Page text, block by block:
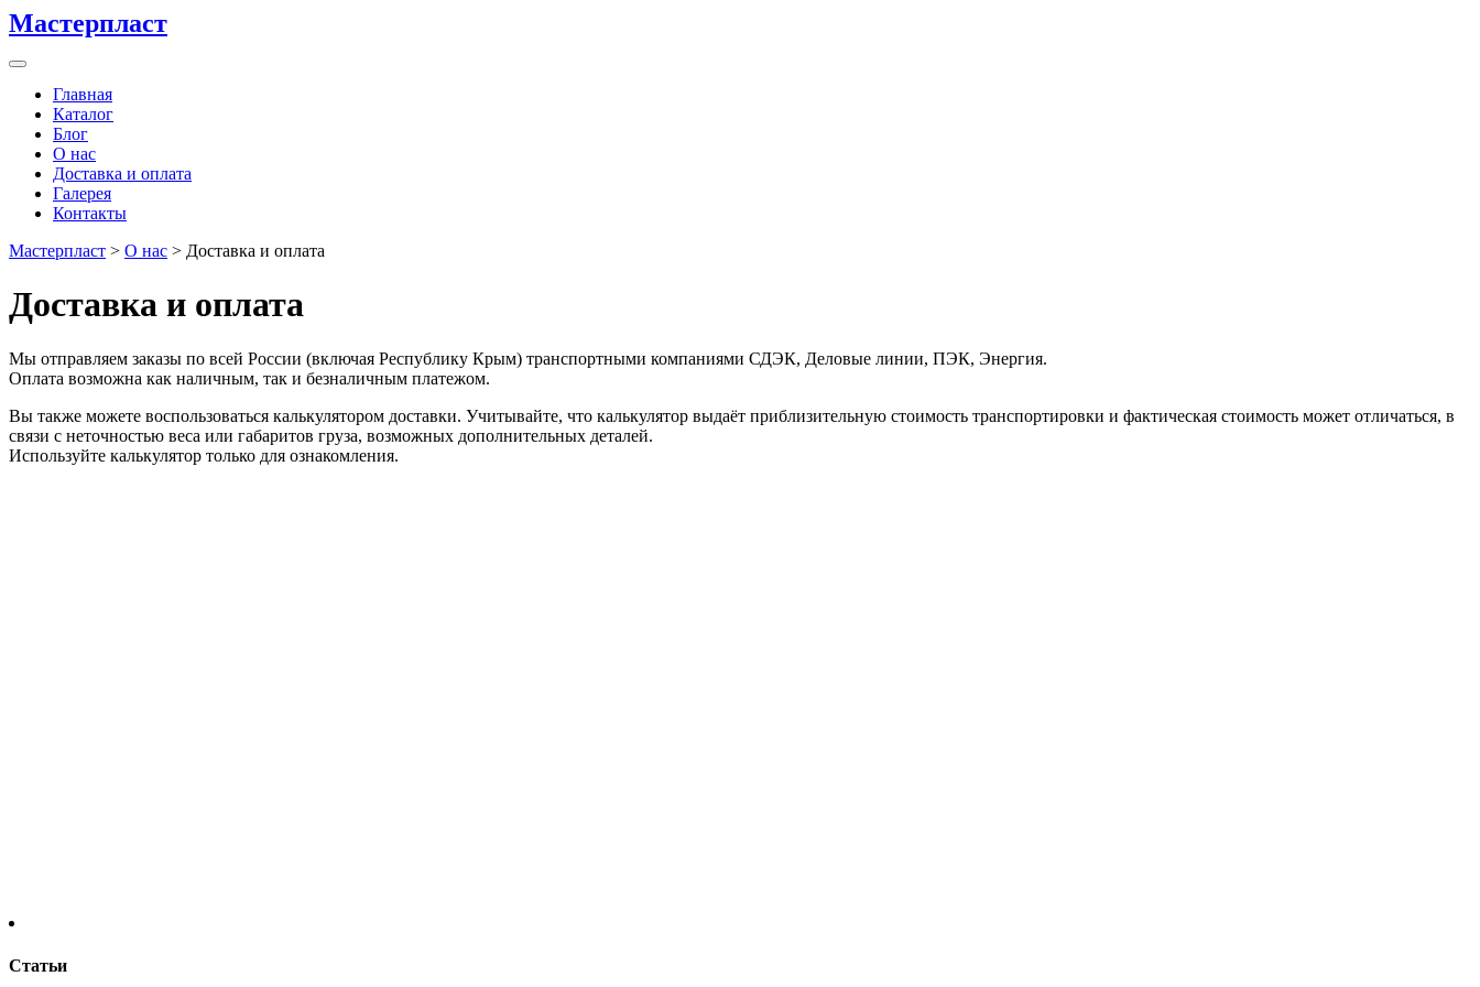
Мастерпласт
Главная
Каталог
Блог
О нас
Доставка и оплата
Галерея
Контакты
Мастерпласт > О нас > Доставка и оплата
Доставка и оплата
Мы отправляем заказы по всей России (включая Республику Крым) транспортными компаниями СДЭК, Деловые линии, ПЭК, Энергия.
Оплата возможна как наличным, так и безналичным платежом.
Вы также можете воспользоваться калькулятором доставки. Учитывайте, что калькулятор выдаёт приблизительную стоимость транспортировки и фактическая стоимость может отличаться, в
связи с неточностью веса или габаритов груза, возможных дополнительных деталей.
Используйте калькулятор только для ознакомления.
Статьи